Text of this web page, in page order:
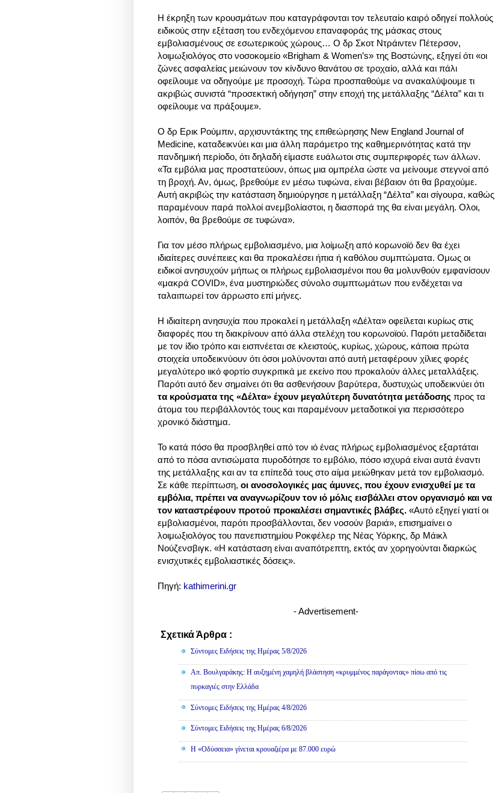
H έκρηξη των κρουσμάτων που καταγράφονται τον τελευταίο καιρό οδηγεί πολλούς
ειδικούς στην εξέταση του ενδεχόμενου επαναφοράς της μάσκας στους
εμβολιασμένους σε εσωτερικούς χώρους… Ο δρ Σκοτ Ντράιντεν Πέτερσον,
λοιμωξιολόγος στο νοσοκομείο «Brigham & Women’s» της Βοστώνης, εξηγεί ότι «οι
ζώνες ασφαλείας μειώνουν τον κίνδυνο θανάτου σε τροχαίο, αλλά και πάλι
οφείλουμε να οδηγούμε με προσοχή. Τώρα προσπαθούμε να ανακαλύψουμε τι
ακριβώς συνιστά “προσεκτική οδήγηση” στην εποχή της μετάλλαξης “Δέλτα” και τι
οφείλουμε να πράξουμε».
Ο δρ Ερικ Ρούμπιν, αρχισυντάκτης της επιθεώρησης New England Journal of
Medicine, καταδεικνύει και μια άλλη παράμετρο της καθημερινότητας κατά την
πανδημική περίοδο, ότι δηλαδή είμαστε ευάλωτοι στις συμπεριφορές των άλλων.
«Τα εμβόλια μας προστατεύουν, όπως μια ομπρέλα ώστε να μείνουμε στεγνοί από
τη βροχή. Αν, όμως, βρεθούμε εν μέσω τυφώνα, είναι βέβαιον ότι θα βραχούμε.
Αυτή ακριβώς την κατάσταση δημιούργησε η μετάλλαξη “Δέλτα” και σίγουρα, καθώς
παραμένουν παρά πολλοί ανεμβολίαστοι, η διασπορά της θα είναι μεγάλη. Ολοι,
λοιπόν, θα βρεθούμε σε τυφώνα».
Για τον μέσο πλήρως εμβολιασμένο, μια λοίμωξη από κορωνοϊό δεν θα έχει
ιδιαίτερες συνέπειες και θα προκαλέσει ήπια ή καθόλου συμπτώματα. Ομως οι
ειδικοί ανησυχούν μήπως οι πλήρως εμβολιασμένοι που θα μολυνθούν εμφανίσουν
«μακρά COVID», ένα μυστηριώδες σύνολο συμπτωμάτων που ενδέχεται να
ταλαιπωρεί τον άρρωστο επί μήνες.
Η ιδιαίτερη ανησυχία που προκαλεί η μετάλλαξη «Δέλτα» οφείλεται κυρίως στις
διαφορές που τη διακρίνουν από άλλα στελέχη του κορωνοϊού. Παρότι μεταδίδεται
με τον ίδιο τρόπο και εισπνέεται σε κλειστούς, κυρίως, χώρους, κάποια πρώτα
στοιχεία υποδεικνύουν ότι όσοι μολύνονται από αυτή μεταφέρουν χίλιες φορές
μεγαλύτερο ιικό φορτίο συγκριτικά με εκείνο που προκαλούν άλλες μεταλλάξεις.
Παρότι αυτό δεν σημαίνει ότι θα ασθενήσουν βαρύτερα, δυστυχώς υποδεικνύει ότι
τα κρούσματα της «Δέλτα» έχουν μεγαλύτερη δυνατότητα μετάδοσης προς τα
άτομα του περιβάλλοντός τους και παραμένουν μεταδοτικοί για περισσότερο
χρονικό διάστημα.
Το κατά πόσο θα προσβληθεί από τον ιό ένας πλήρως εμβολιασμένος εξαρτάται
από το πόσα αντισώματα πυροδότησε το εμβόλιο, πόσο ισχυρά είναι αυτά έναντι
της μετάλλαξης και αν τα επίπεδά τους στο αίμα μειώθηκαν μετά τον εμβολιασμό.
Σε κάθε περίπτωση, οι ανοσολογικές μας άμυνες, που έχουν ενισχυθεί με τα
εμβόλια, πρέπει να αναγνωρίζουν τον ιό μόλις εισβάλλει στον οργανισμό και να
τον καταστρέφουν προτού προκαλέσει σημαντικές βλάβες. «Αυτό εξηγεί γιατί οι
εμβολιασμένοι, παρότι προσβάλλονται, δεν νοσούν βαριά», επισημαίνει ο
λοιμωξιολόγος του πανεπιστημίου Ροκφέλερ της Νέας Υόρκης, δρ Μάικλ
Νούζενσβιγκ. «Η κατάσταση είναι αναπότρεπτη, εκτός αν χορηγούνται διαρκώς
ενισχυτικές εμβολιαστικές δόσεις».
Πηγή: kathimerini.gr
- Advertisement-
Σχετικά Άρθρα :
Σύντομες Ειδήσεις της Ημέρας 5/8/2026
Απ. Βουλγαράκης: Η αυξημένη χαμηλή βλάστηση «κρυμμένος παράγοντας» πίσω από τις
πυρκαγιές στην Ελλάδα
Σύντομες Ειδήσεις της Ημέρας 4/8/2026
Σύντομες Ειδήσεις της Ημέρας 6/8/2026
Η «Οδύσσεια» γίνεται κρουαζιέρα με 87.000 ευρώ